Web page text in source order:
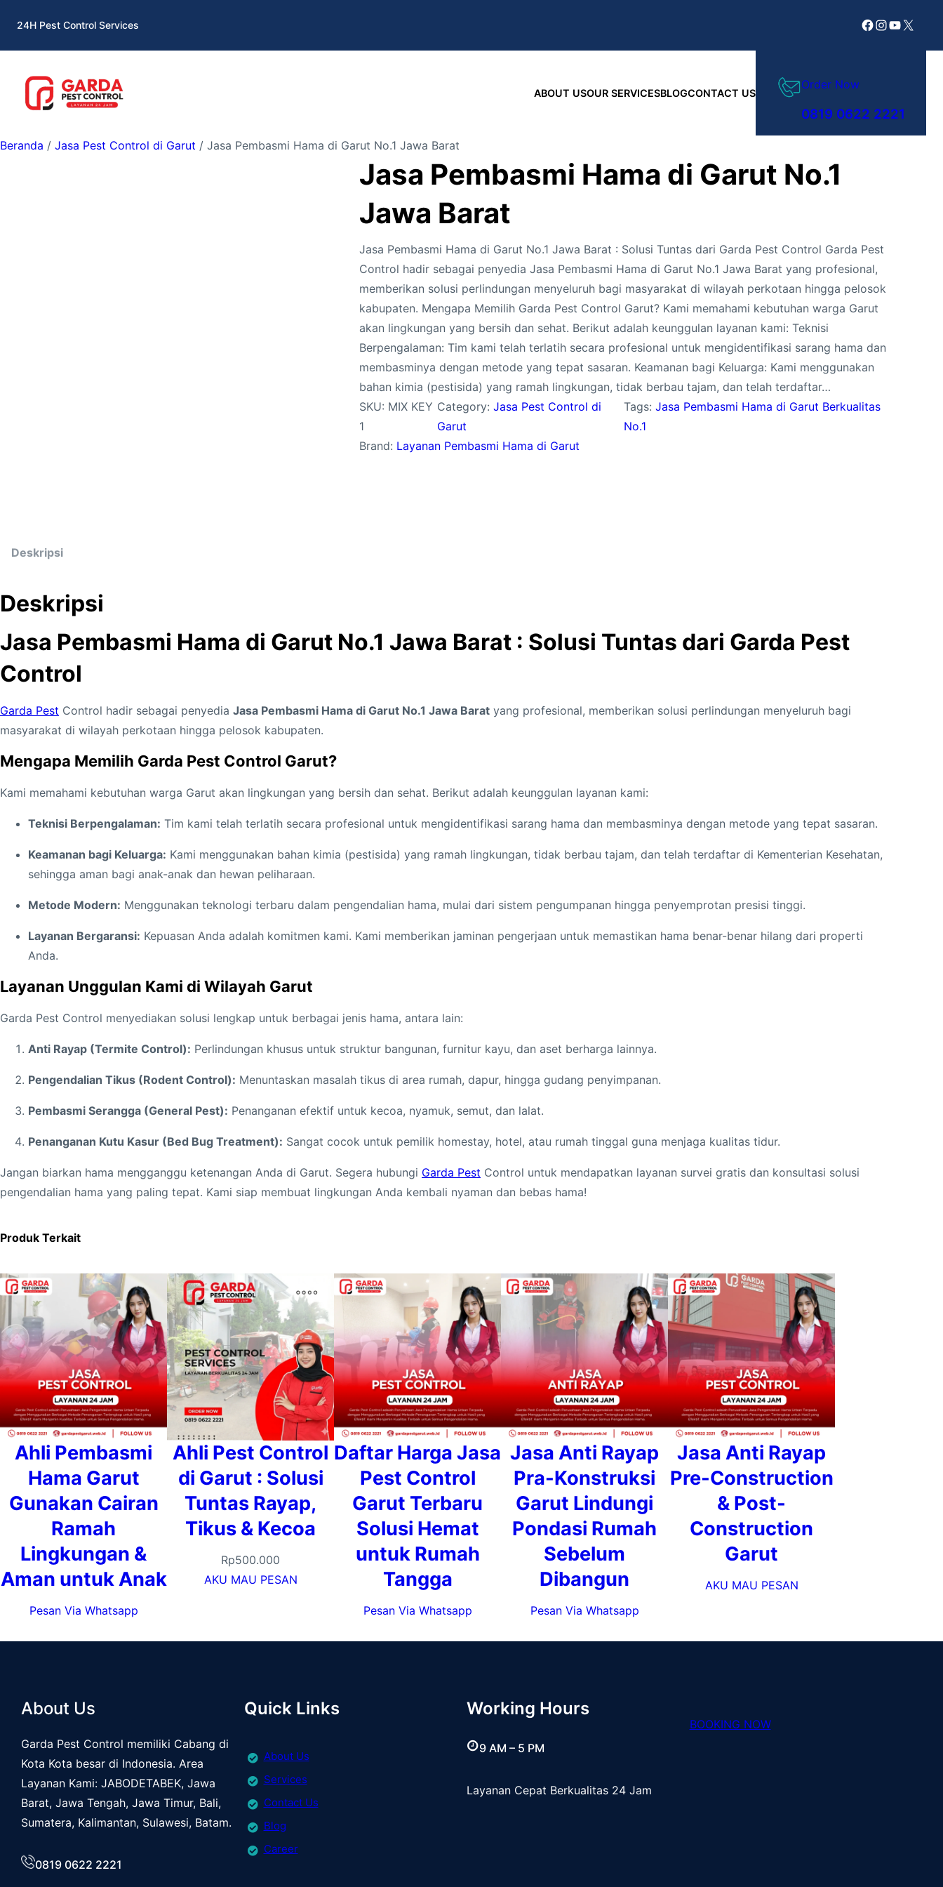
konten
24H Pest Control Services Facebook
Instagram
YouTube
X
ABOUT USOUR SERVICESBLOGCONTACT US
Order Now
0819 0622 2221
Beranda / Jasa Pest Control di Garut / Jasa Pembasmi Hama di Garut No.1 Jawa Barat
Jasa Pembasmi Hama di Garut No.1
Jawa Barat
Jasa Pembasmi Hama di Garut No.1 Jawa Barat : Solusi Tuntas dari Garda Pest Control Garda Pest
Control hadir sebagai penyedia Jasa Pembasmi Hama di Garut No.1 Jawa Barat yang profesional,
memberikan solusi perlindungan menyeluruh bagi masyarakat di wilayah perkotaan hingga pelosok
kabupaten. Mengapa Memilih Garda Pest Control Garut? Kami memahami kebutuhan warga Garut
akan lingkungan yang bersih dan sehat. Berikut adalah keunggulan layanan kami: Teknisi
Berpengalaman: Tim kami telah terlatih secara profesional untuk mengidentifikasi sarang hama dan
membasminya dengan metode yang tepat sasaran. Keamanan bagi Keluarga: Kami menggunakan
bahan kimia (pestisida) yang ramah lingkungan, tidak berbau tajam, dan telah terdaftar…
SKU: MIX KEY
1
Category: Jasa Pest Control di
Garut
Tags: Jasa Pembasmi Hama di Garut Berkualitas
No.1
Brand: Layanan Pembasmi Hama di Garut
Deskripsi
Deskripsi
Jasa Pembasmi Hama di Garut No.1 Jawa Barat : Solusi Tuntas dari Garda Pest
Control
Garda Pest Control hadir sebagai penyedia Jasa Pembasmi Hama di Garut No.1 Jawa Barat yang profesional, memberikan solusi perlindungan menyeluruh bagi
masyarakat di wilayah perkotaan hingga pelosok kabupaten.
Mengapa Memilih Garda Pest Control Garut?
Kami memahami kebutuhan warga Garut akan lingkungan yang bersih dan sehat. Berikut adalah keunggulan layanan kami:
Teknisi Berpengalaman: Tim kami telah terlatih secara profesional untuk mengidentifikasi sarang hama dan membasminya dengan metode yang tepat sasaran.
Keamanan bagi Keluarga: Kami menggunakan bahan kimia (pestisida) yang ramah lingkungan, tidak berbau tajam, dan telah terdaftar di Kementerian Kesehatan,
sehingga aman bagi anak-anak dan hewan peliharaan.
Metode Modern: Menggunakan teknologi terbaru dalam pengendalian hama, mulai dari sistem pengumpanan hingga penyemprotan presisi tinggi.
Layanan Bergaransi: Kepuasan Anda adalah komitmen kami. Kami memberikan jaminan pengerjaan untuk memastikan hama benar-benar hilang dari properti
Anda.
Layanan Unggulan Kami di Wilayah Garut
Garda Pest Control menyediakan solusi lengkap untuk berbagai jenis hama, antara lain:
Anti Rayap (Termite Control): Perlindungan khusus untuk struktur bangunan, furnitur kayu, dan aset berharga lainnya.
Pengendalian Tikus (Rodent Control): Menuntaskan masalah tikus di area rumah, dapur, hingga gudang penyimpanan.
Pembasmi Serangga (General Pest): Penanganan efektif untuk kecoa, nyamuk, semut, dan lalat.
Penanganan Kutu Kasur (Bed Bug Treatment): Sangat cocok untuk pemilik homestay, hotel, atau rumah tinggal guna menjaga kualitas tidur.
Jangan biarkan hama mengganggu ketenangan Anda di Garut. Segera hubungi Garda Pest Control untuk mendapatkan layanan survei gratis dan konsultasi solusi
pengendalian hama yang paling tepat. Kami siap membuat lingkungan Anda kembali nyaman dan bebas hama!
Produk Terkait
Ahli Pembasmi
Hama Garut
Gunakan Cairan
Ramah
Lingkungan &
Aman untuk Anak
Pesan Via Whatsapp
Ahli Pest Control
di Garut : Solusi
Tuntas Rayap,
Tikus & Kecoa
Rp500.000
AKU MAU PESAN
Daftar Harga Jasa
Pest Control
Garut Terbaru
Solusi Hemat
untuk Rumah
Tangga
Pesan Via Whatsapp
Jasa Anti Rayap
Pra-Konstruksi
Garut Lindungi
Pondasi Rumah
Sebelum
Dibangun
Pesan Via Whatsapp
Jasa Anti Rayap
Pre-Construction
& Post-
Construction
Garut
AKU MAU PESAN
About Us
Garda Pest Control memiliki Cabang di
Kota Kota besar di Indonesia. Area
Layanan Kami: JABODETABEK, Jawa
Barat, Jawa Tengah, Jawa Timur, Bali,
Sumatera, Kalimantan, Sulawesi, Batam.
0819 0622 2221
Quick Links
About Us
Services
Contact Us
Blog
Career
Working Hours
9 AM – 5 PM
Layanan Cepat Berkualitas 24 Jam
BOOKING NOW